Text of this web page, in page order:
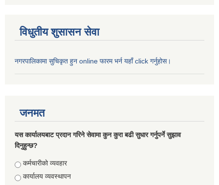
विधुतीय शुसासन सेवा
नगरपालिकामा सुचिकृत हुन online फारम भर्न यहाँ click गर्नुहोस।
जनमत
यस कार्यालयबाट प्रदान गरिने सेवामा कुन कुरा बढी सुधार गर्नुपर्ने सुझाव
दिनुहुन्छ?
Choices
कर्मचारीको व्यवहार
कार्यालय व्यवस्थापन